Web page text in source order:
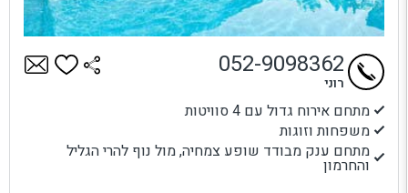
מתחם אירוח גדול עם 4 סוויטות
משפחות וזוגות
מתחם ענק מבודד שופע צמחיה, מול נוף להרי הגליל
והחרמון
052-9098362
רוני